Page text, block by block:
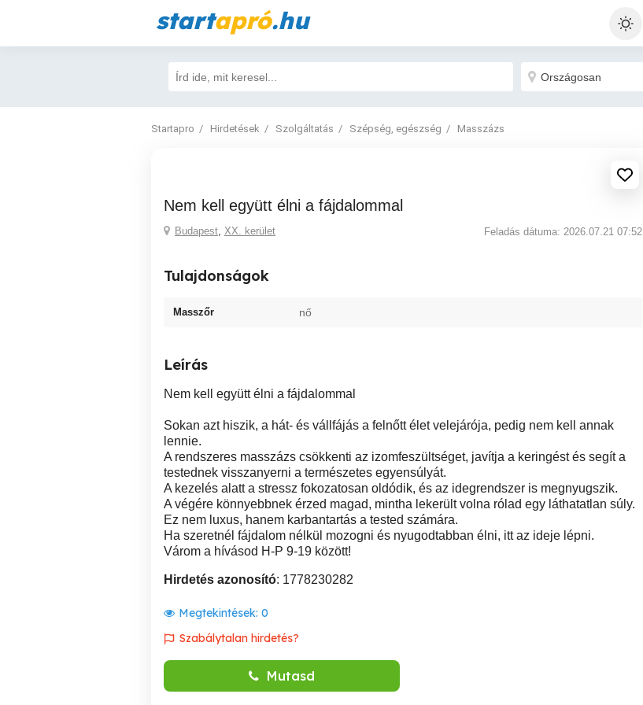
startapró.hu
Startapro Hirdetések Szolgáltatás Szépség, egészség Masszázs
Nem kell együtt élni a fájdalommal
Budapest, XX. kerület Feladás dátuma: 2026.07.21 07:52
Tulajdonságok
Masszőr nő
Leírás
Nem kell együtt élni a fájdalommal
Sokan azt hiszik, a hát- és vállfájás a felnőtt élet velejárója, pedig nem kell annak
lennie.
A rendszeres masszázs csökkenti az izomfeszültséget, javítja a keringést és segít a
testednek visszanyerni a természetes egyensúlyát.
A kezelés alatt a stressz fokozatosan oldódik, és az idegrendszer is megnyugszik.
A végére könnyebbnek érzed magad, mintha lekerült volna rólad egy láthatatlan súly.
Ez nem luxus, hanem karbantartás a tested számára.
Ha szeretnél fájdalom nélkül mozogni és nyugodtabban élni, itt az ideje lépni.
Várom a hívásod H-P 9-19 között!
Hirdetés azonosító: 1778230282
Megtekintések: 0
Szabálytalan hirdetés?
Mutasd